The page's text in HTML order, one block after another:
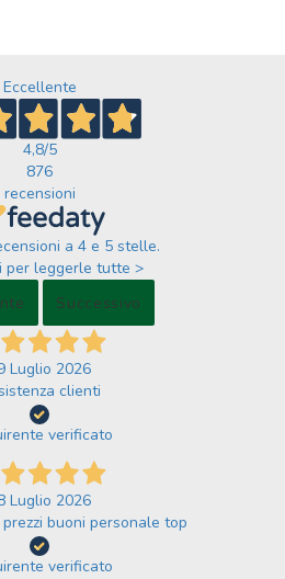
Eccellente
4,8/5
876
recensioni
a 4 e 5 stelle.
per leggerle tutte >
Successivo
Luglio 2026
clienti
verificato
Luglio 2026
buoni personale top
verificato